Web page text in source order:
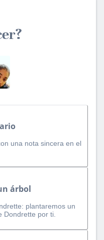
una nota sincera en el
árbol
plantaremos un
Dondrette por ti.